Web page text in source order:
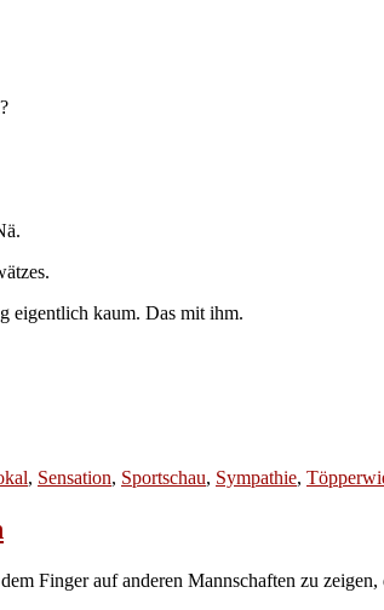
eigentlich kaum. Das mit ihm.
, Sensation, Sportschau, Sympathie,
Finger auf anderen Mannschaften zu zeigen,